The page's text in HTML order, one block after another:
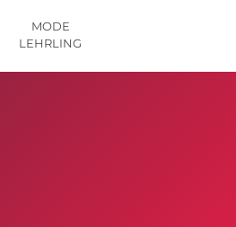
MODE
LEHRLING